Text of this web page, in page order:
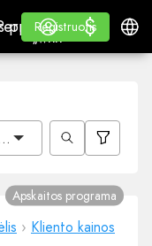
programa
programa
„WHITE LABEL“
Mokymasis
Mokymasis
Registruotis
Registruotis
Prisijungti
$
$
kainą keliems
› Kliento kainos
Apskaitos programa